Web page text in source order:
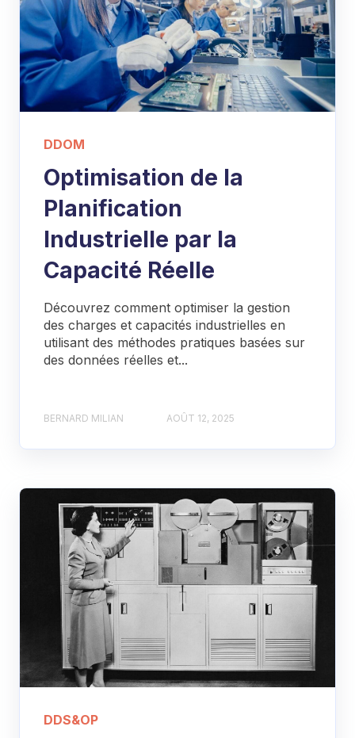
DDOM
Optimisation de la
Planification
Industrielle par la
Capacité Réelle
Découvrez comment optimiser la gestion
des charges et capacités industrielles en
utilisant des méthodes pratiques basées sur
des données réelles et...
BERNARD MILIAN AOÛT 12, 2025
DDS&OP